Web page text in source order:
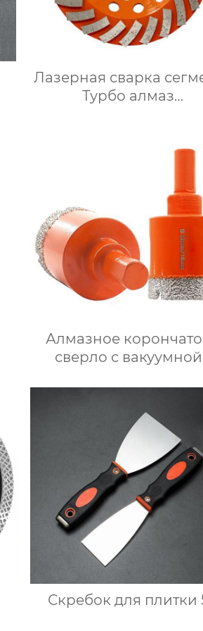
Лазерная сварка
Турбо алмаз
Алмазное
сверло с вакуумной
Скребок для плитки